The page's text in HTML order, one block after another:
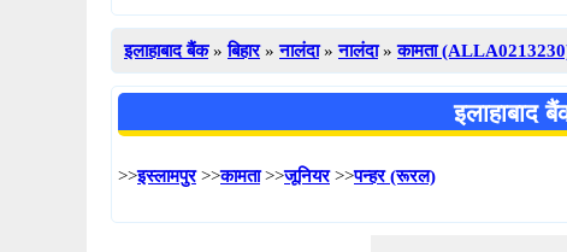
इलाहाबाद बैंक » बिहार » नालंदा » नालंदा » कामता
इलाहाबाद
>>इस्लामपुर>>कामता>>जूनियर>>पन्हर (रूरल)